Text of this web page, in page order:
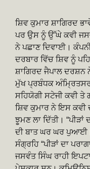
ਸ਼ਿਵ ਕੁਮਾਰ ਸ਼ਾਗਿਰਦ
ਪਰ ਉਸ ਨੂੰ ਉੱਘੇ ਕਵੀ
ਨੇ ਪਛਾਣ ਦਿਵਾਈ।
ਦਰਬਾਰ ਵਿੱਚ ਸ਼ਿਵ ਨੂੰ
ਸ਼ਾਗਿਰਦ ਜੈਪਾਲ
ਮੁੱਖ ਪ੍ਰਬੰਧਕ ਅੰਮ੍ਰਿਤਸਰ
ਸਹਿਯੋਗੀ ਸਟੇਜੀ ਕਵੀ
ਸ਼ਿਵ ਕੁਮਾਰ ਨੇ ਇਸ ਕਵੀ
ਝੂਮਣ ਲਾ ਦਿੱਤੀ। “ਪੀੜਾਂ
ਦੀ ਬਾਤ ਘਰ ਘਰ ਪੁਆਈ।
ਸੰਗ੍ਰਹਿ “ਪੀੜਾਂ ਦਾ
ਜਸਵੰਤ ਸਿੰਘ ਰਾਹੀ